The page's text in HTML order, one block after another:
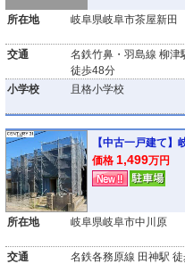
所在地 岐阜県岐阜市茶屋新田
交通
名鉄竹鼻・羽島線 柳津
徒歩48分
小学校 且格小学校
【中古一戸建て】
価格 1,499万円
所在地 岐阜県岐阜市中川原
交通
名鉄各務原線 田神駅 徒